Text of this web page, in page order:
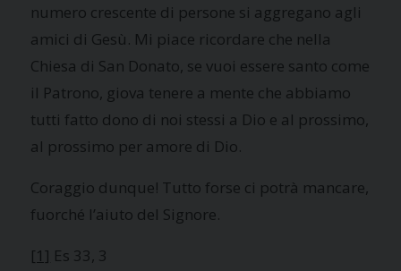
numero crescente di persone si aggregano agli
amici di Gesù. Mi piace ricordare che nella
Chiesa di San Donato, se vuoi essere santo come
il Patrono, giova tenere a mente che abbiamo
tutti fatto dono di noi stessi a Dio e al prossimo,
al prossimo per amore di Dio.
Coraggio dunque! Tutto forse ci potrà mancare,
fuorché l’aiuto del Signore.
[1] Es 33, 3